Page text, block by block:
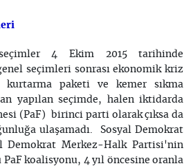
4 Ekim 2015 tarihinde
seçimleri sonrası ekonomik kriz
kurtarma paketi ve kemer sıkma
yapılan seçimde, halen iktidarda
(PaF) birinci parti olarak çıksa da
ulaşamadı. Sosyal Demokrat
Demokrat Merkez-Halk Partisi'nin
koalisyonu, 4 yıl öncesine oranla